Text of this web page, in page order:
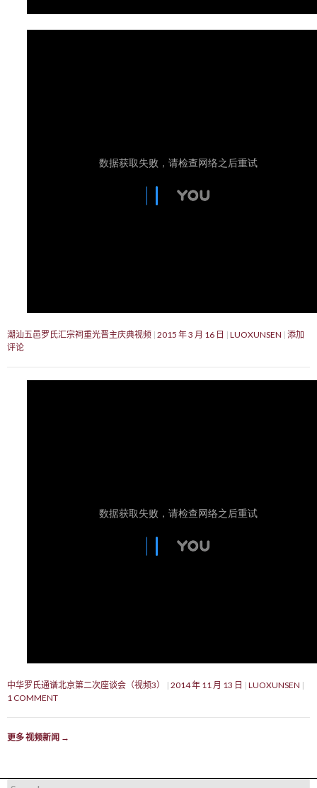
潮汕五邑罗氏汇宗祠重光晋主庆典视频 2015 年 3 月 16 日 LUOXUNSEN 添加
评论
中华罗氏通谱北京第二次座谈会（视频3） 2014 年 11 月 13 日
LUOXUNSEN
1 COMMENT
更多 视频新闻 →
Search for: